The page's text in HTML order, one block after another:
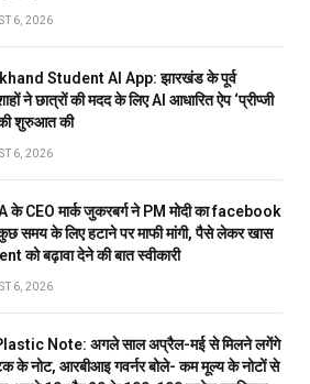
6, 2026
Student AI App: झारखंड के पूर्व
ने छात्रों की मदद के लिए AI आधारित ऐप ‘प्रीप्जी
शुरुआत की
6, 2026
के CEO मार्क जुकरबर्ग ने PM मोदी का facebook
समय के लिए हटाने पर माफी मांगी, पैसे लेकर खास
को बढ़ावा देने की बात स्वीकारी
6, 2026
Note: अगले साल अप्रैल-मई से मिलने लगेंगे
के नोट, आरबीआइ गवर्नर बोले- कम मूल्य के नोटों से